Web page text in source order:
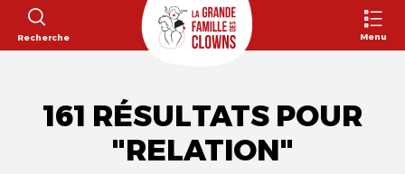
Recherche Menu
161 RÉSULTATS POUR
"RELATION"